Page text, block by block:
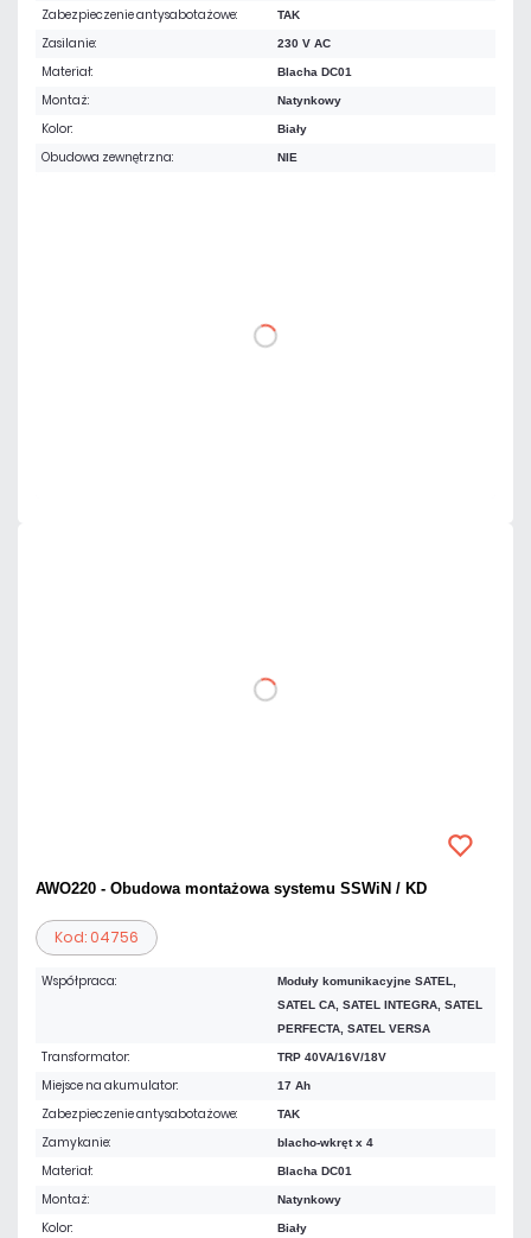
Zabezpieczenie antysabotażowe: TAK
Zasilanie: 230 V AC
Materiał: Blacha DC01
Montaż: Natynkowy
Kolor: Biały
Obudowa zewnętrzna: NIE
DO KOSZYKA
AWO220 - Obudowa montażowa systemu SSWiN / KD
Kod: 04756
Współpraca:
Moduły komunikacyjne SATEL,
SATEL CA, SATEL INTEGRA, SATEL
PERFECTA, SATEL VERSA
Transformator: TRP 40VA/16V/18V
Miejsce na akumulator: 17 Ah
Zabezpieczenie antysabotażowe: TAK
Zamykanie: blacho-wkręt x 4
Materiał: Blacha DC01
Montaż: Natynkowy
Kolor: Biały